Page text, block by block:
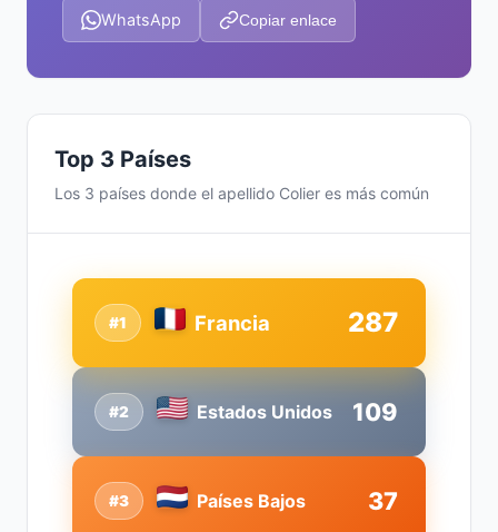
WhatsApp Copiar enlace
Top 3 Países
Los 3 países donde el apellido Colier es más común
#2 Estados Unidos 109
#1 Francia 287
#3 Países Bajos 37